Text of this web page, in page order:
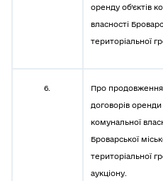
оренду об’єктів
власності
територіальної
6.
Про продовження
договорів оренди
комунальної
Броварської
територіальної
аукціону.